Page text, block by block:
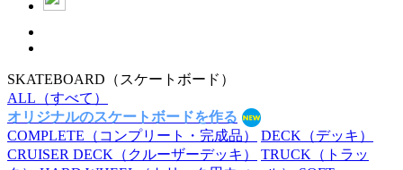
SKATEBOARD （スケートボード）
ALL （すべて）
オリジナルのスケートボードを作る
COMPLETE （コンプリート・完成品） DECK （デッキ）
CRUISER DECK （クルーザーデッキ） TRUCK （トラッ